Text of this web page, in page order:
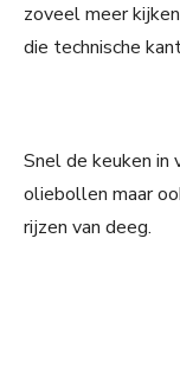
zoveel meer
die technische
Snel de keuken
oliebollen maar
rijzen van deeg.